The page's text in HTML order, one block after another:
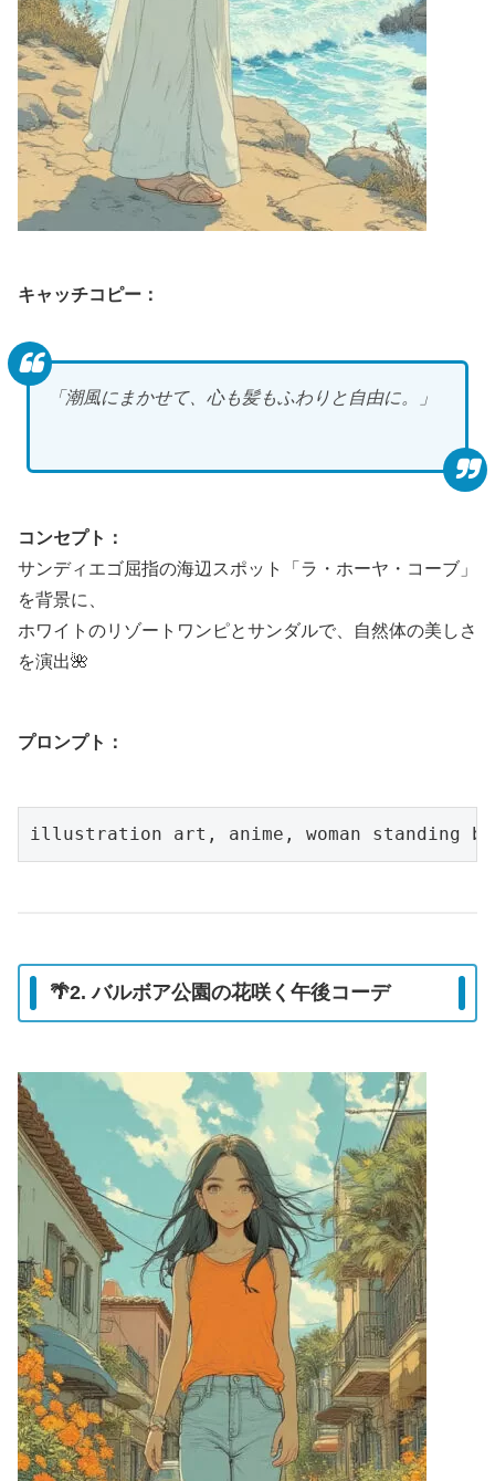
キャッチコピー：
「潮風にまかせて、心も髪もふわりと自由に。」
コンセプト：
サンディエゴ屈指の海辺スポット「ラ・ホーヤ・コーブ」
を背景に、
ホワイトのリゾートワンピとサンダルで、自然体の美しさ
を演出🌺
プロンプト：
🌴2. バルボア公園の花咲く午後コーデ